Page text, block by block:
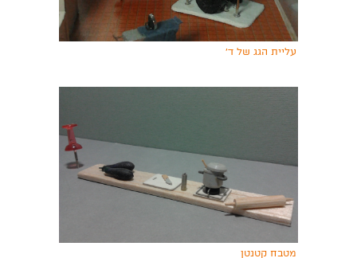
עליית הגג של ד'
מטבח קטנטן